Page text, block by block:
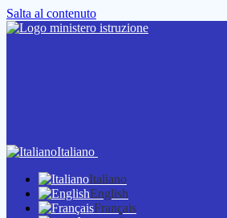
Salta al contenuto
Italiano
Italiano
English
Français